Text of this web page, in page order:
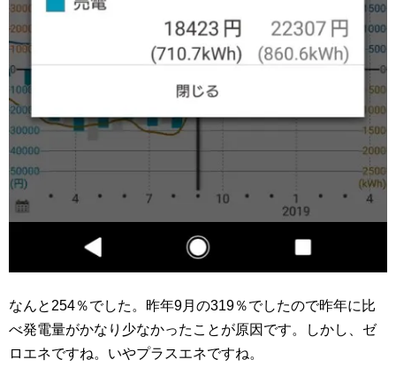
なんと254％でした。昨年9月の319％でしたので昨年に比
べ発電量がかなり少なかったことが原因です。しかし、ゼ
ロエネですね。いやプラスエネですね。